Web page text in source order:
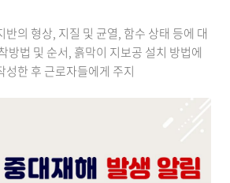
반의 형상, 지질 및 균열, 함수 상태 등에 대
방법 및 순서, 흙막이 지보공 설치 방법에
성한 후 근로자들에게 주지